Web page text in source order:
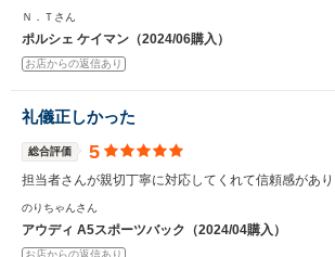
Ｎ．Ｔさん
ポルシェ ケイマン（2024/06購入）
お店からの返信あり
礼儀正しかった
総合評価 5
担当者さんが親切丁寧に対応してくれて信頼感があり
のりちゃんさん
アウディ A5スポーツバック（2024/04購入）
お店からの返信あり